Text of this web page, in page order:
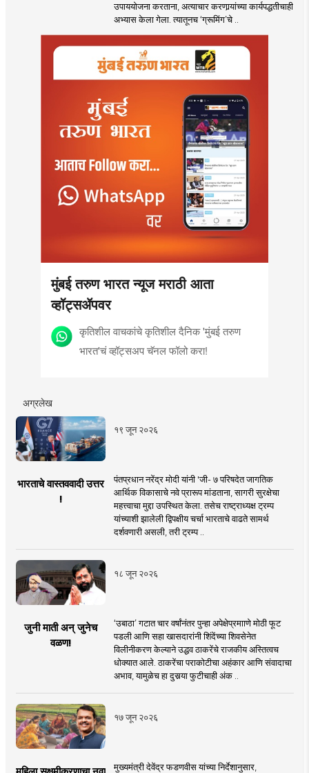
उपाययोजना करताना, अत्याचार करणार्‍यांच्या कार्यपद्धतीचाही
अभ्यास केला गेला. त्यातूनच ‘ग्रूमिंग’चे ..
मुंबई तरुण भारत न्यूज मराठी आता
व्हॉट्सॲपवर
कृतिशील वाचकांचे कृतिशील दैनिक 'मुंबई तरुण
भारत'चं व्हॉट्सअप चॅनल फॉलो करा!
अग्रलेख
१९ जून २०२६
भारताचे वास्तववादी उत्तर
!
पंतप्रधान नरेंद्र मोदी यांनी 'जी- ७ परिषदेत जागतिक
आर्थिक विकासाचे नवे प्रारूप मांडताना, सागरी सुरक्षेचा
महत्त्वाचा मुद्दा उपस्थित केला. तसेच राष्ट्राध्यक्ष ट्रम्प
यांच्याशी झालेली द्विपक्षीय चर्चा भारताचे वाढते सामर्थ
दर्शवणारी असली, तरी ट्रम्प ..
१८ जून २०२६
जुनी माती अन् जुनेच
वळण!
‘उबाठा’ गटात चार वर्षांनंतर पुन्हा अपेक्षेप्रमााणे मोठी फूट
पडली आणि सहा खासदारांनी शिंदेंच्या शिवसेनेत
विलीनीकरण केल्याने उद्धव ठाकरेंचे राजकीय अस्तित्वच
धोक्यात आले. ठाकरेंचा पराकोटीचा अहंकार आणि संवादाचा
अभाव, यामुळेच हा दुसर्‍या फुटीचाही अंक ..
१७ जून २०२६
मुख्यमंत्री देवेंद्र फडणवीस यांच्या निर्देशानुसार,